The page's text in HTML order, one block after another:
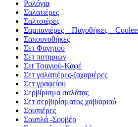
Ρολόγια
Σαλατιέρες
Σαλτσιέρες
Σαμπανιέρες – Παγοθήκες –
Σαπουνοθήκες
Σετ Φαγητού
Σετ ποτηριών
Σεt Τσαγιού-Καφέ
Σετ γαλατιέρες-ζαχαριέρες
Σετ γραφείου
Σερβίρισμα σαλάτας
Σετ σερβιρίσματος χαβιαριού
Σουπιέρες
Σουπλά -Σουβέρ